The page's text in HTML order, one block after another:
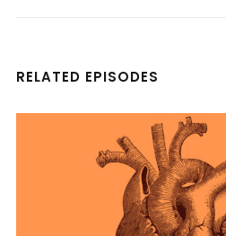
RELATED EPISODES